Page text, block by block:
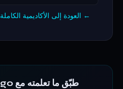
← العودة إلى الأكاديمية الكاملة
طبّق ما تعلمته مع Quantum Algo